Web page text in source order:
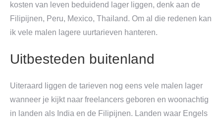
kosten van leven beduidend lager liggen, denk aan de
Filipijnen, Peru, Mexico, Thailand. Om al die redenen kan
ik vele malen lagere uurtarieven hanteren.
Uitbesteden buitenland
Uiteraard liggen de tarieven nog eens vele malen lager
wanneer je kijkt naar freelancers geboren en woonachtig
in landen als India en de Filipijnen. Landen waar Engels